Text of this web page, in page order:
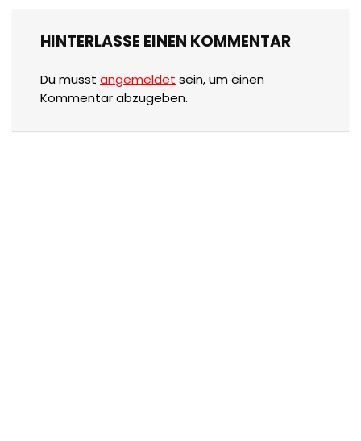
HINTERLASSE EINEN KOMMENTAR
Du musst angemeldet sein, um einen
Kommentar abzugeben.